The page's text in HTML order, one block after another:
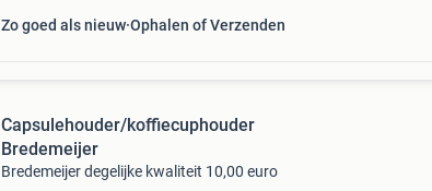
Zo goed als nieuw Ophalen of Verzenden
Capsulehouder/koffiecuphouder
Bredemeijer
Bredemeijer degelijke kwaliteit 10,00 euro